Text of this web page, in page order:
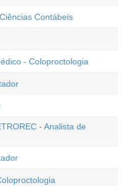
Contábeis
- Coloproctologia
- Analista de